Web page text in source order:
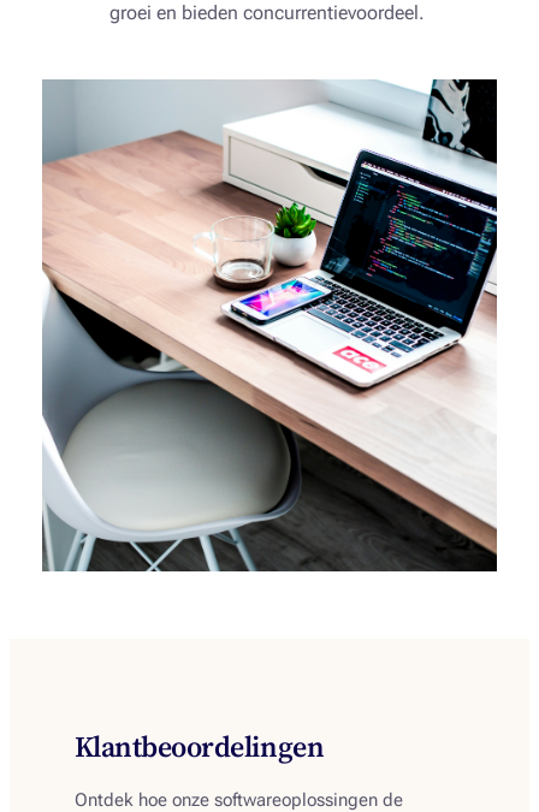
groei en bieden concurrentievoordeel.
Klantbeoordelingen
Ontdek hoe onze softwareoplossingen de